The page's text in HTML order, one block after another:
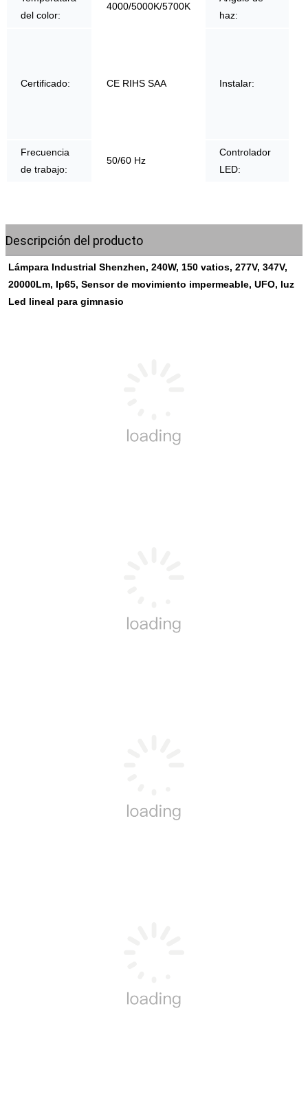
del color:
4000/5000K/5700K
haz:
Certificado: CE RIHS SAA Instalar:
Frecuencia
de trabajo:
50/60 Hz
Controlador
LED:
Descripción del producto
Lámpara Industrial Shenzhen, 240W, 150 vatios, 277V, 347V,
20000Lm, Ip65, Sensor de movimiento impermeable, UFO, luz
Led lineal para gimnasio